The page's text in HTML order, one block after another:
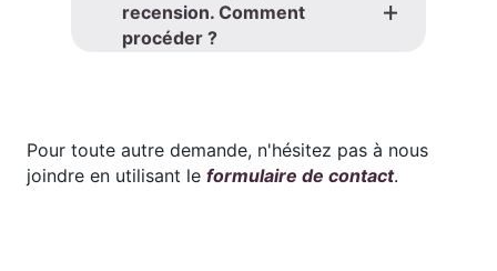
recension. Comment
procéder ?
Pour toute autre demande, n'hésitez pas à nous
joindre en utilisant le formulaire de contact.